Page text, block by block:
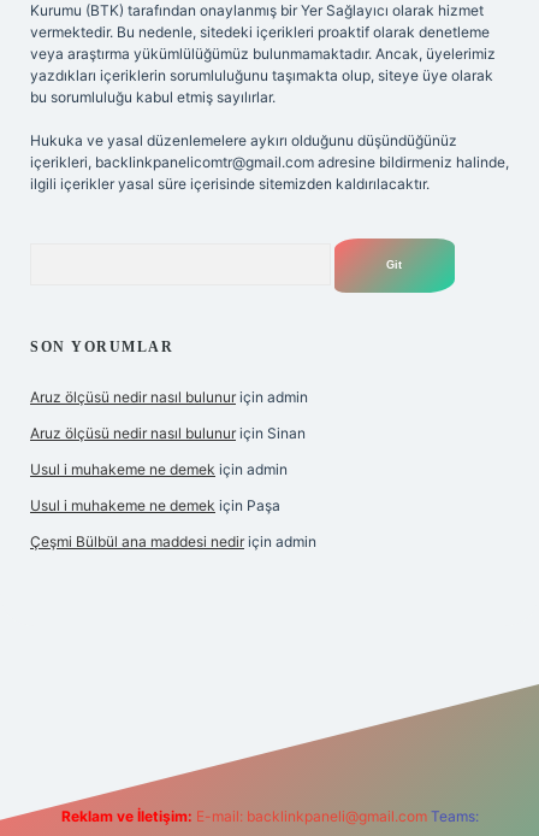
Kurumu (BTK) tarafından onaylanmış bir Yer Sağlayıcı olarak hizmet
vermektedir. Bu nedenle, sitedeki içerikleri proaktif olarak denetleme
veya araştırma yükümlülüğümüz bulunmamaktadır. Ancak, üyelerimiz
yazdıkları içeriklerin sorumluluğunu taşımakta olup, siteye üye olarak
bu sorumluluğu kabul etmiş sayılırlar.
Hukuka ve yasal düzenlemelere aykırı olduğunu düşündüğünüz
içerikleri, backlinkpanelicomtr@gmail.com adresine bildirmeniz halinde,
ilgili içerikler yasal süre içerisinde sitemizden kaldırılacaktır.
SON YORUMLAR
Aruz ölçüsü nedir nasıl bulunur için admin
Aruz ölçüsü nedir nasıl bulunur için Sinan
Usul i muhakeme ne demek için admin
Usul i muhakeme ne demek için Paşa
Çeşmi Bülbül ana maddesi nedir için admin
Reklam ve İletişim: E-mail: backlinkpaneli@gmail.com Teams: